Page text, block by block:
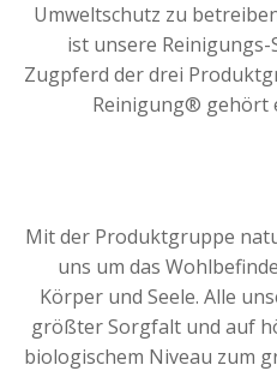
Umweltschutz zu
ist unsere Reinigungs-
Zugpferd der drei
Reinigung® gehört
Mit der Produktgruppe
uns um das
Körper und Seele. Alle
größter Sorgfalt und auf
biologischem Niveau zum